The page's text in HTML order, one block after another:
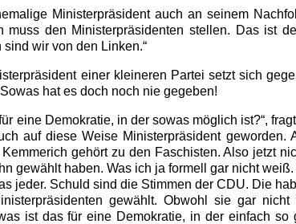
Ministerpräsident auch an seinem
muss den Ministerpräsidenten stellen. Das ist
sind wir von den Linken.“
einer kleineren Partei setzt sich
hat es doch noch nie gegeben!
eine Demokratie, in der sowas möglich ist?“,
auf diese Weise Ministerpräsident geworden.
gehört zu den Faschisten. Also jetzt
gewählt haben. Was ich ja formell gar nicht
jeder. Schuld sind die Stimmen der CDU. Die
gewählt. Obwohl sie gar
ist das für eine Demokratie, in der einfach